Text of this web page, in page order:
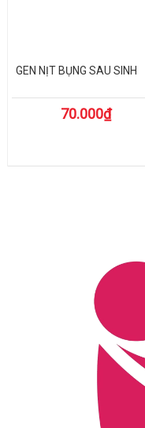
GEN NỊT BỤNG SAU SINH
70.000₫